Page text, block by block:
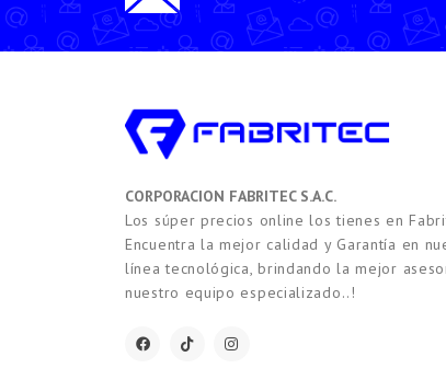
CORPORACION FABRITEC S.A.C.
Los súper precios online los tienes en
Encuentra la mejor calidad y Garantía en
línea tecnológica, brindando la mejor
nuestro equipo especializado..!